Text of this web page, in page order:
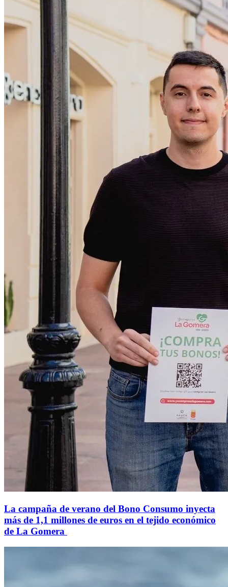
La campaña de verano del Bono Consumo inyecta
más de 1,1 millones de euros en el tejido económico
de La Gomera